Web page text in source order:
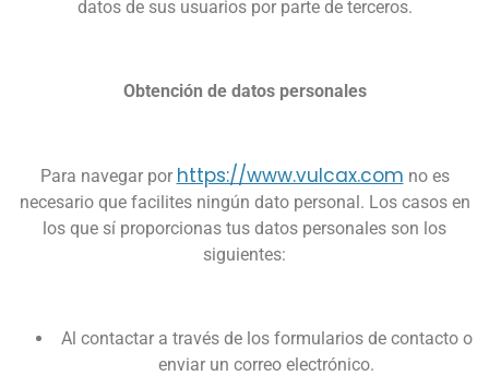
datos de sus usuarios por parte de terceros.
Obtención de datos personales
Para navegar por https://www.vulcax.com no es
necesario que facilites ningún dato personal. Los casos en
los que sí proporcionas tus datos personales son los
siguientes:
Al contactar a través de los formularios de contacto o
enviar un correo electrónico.